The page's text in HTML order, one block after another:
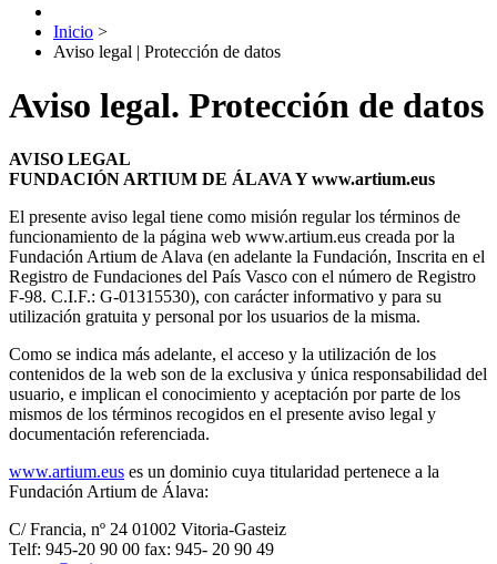
Inicio >
Aviso legal | Protección de datos
Aviso legal. Protección de datos
AVISO LEGAL
FUNDACIÓN ARTIUM DE ÁLAVA Y www.artium.eus
El presente aviso legal tiene como misión regular los términos de
funcionamiento de la página web www.artium.eus creada por la
Fundación Artium de Alava (en adelante la Fundación, Inscrita en el
Registro de Fundaciones del País Vasco con el número de Registro
F-98. C.I.F.: G-01315530), con carácter informativo y para su
utilización gratuita y personal por los usuarios de la misma.
Como se indica más adelante, el acceso y la utilización de los
contenidos de la web son de la exclusiva y única responsabilidad del
usuario, e implican el conocimiento y aceptación por parte de los
mismos de los términos recogidos en el presente aviso legal y
documentación referenciada.
www.artium.eus es un dominio cuya titularidad pertenece a la
Fundación Artium de Álava:
C/ Francia, nº 24 01002 Vitoria-Gasteiz
Telf: 945-20 90 00 fax: 945- 20 90 49